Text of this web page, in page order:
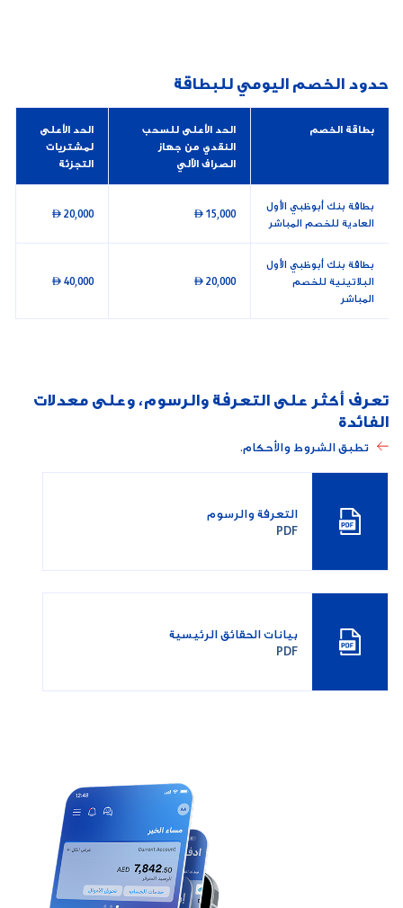
حدود الخصم اليومي للبطاقة
بطاقة الخصم
الحد الأعلى للسحب
النقدي من جهاز
الصراف الآلي
الحد الأعلى
لمشتريات
التجزئة
بطاقة بنك أبوظبي الأول
العادية للخصم المباشر
15,000 
20,000 
بطاقة بنك أبوظبي الأول
البلاتينية للخصم
المباشر
20,000 
40,000 
تعرف أكثر على التعرفة والرسوم، وعلى معدلات
الفائدة
تطبق الشروط والأحكام.
التعرفة والرسوم
PDF
بيانات الحقائق الرئيسية
PDF